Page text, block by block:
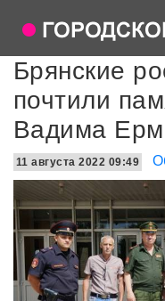
Брянские
почтили
Вадима
11 августа 2022 09:49